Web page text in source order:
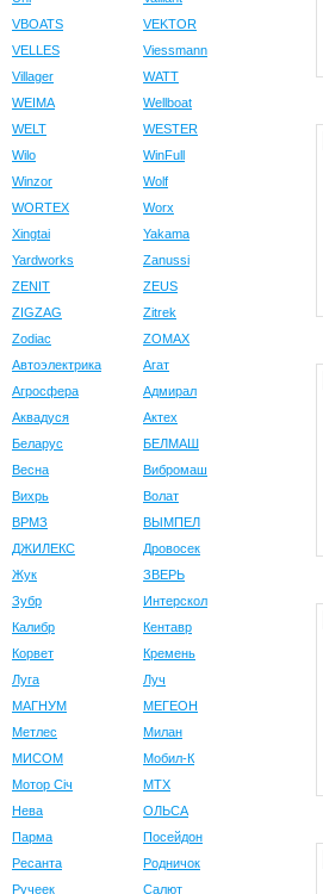
VBOATS
VEKTOR
VELLES
Viessmann
Villager
WATT
WEIMA
Wellboat
WELT
WESTER
Wilo
WinFull
Winzor
Wolf
WORTEX
Worx
Xingtai
Yakama
Yardworks
Zanussi
ZENIT
ZEUS
ZIGZAG
Zitrek
Zodiac
ZOMAX
Автоэлектрика
Агат
Агросфера
Адмирал
Аквадуся
Актех
Беларус
БЕЛМАШ
Весна
Вибромаш
Вихрь
Волат
ВРМЗ
ВЫМПЕЛ
ДЖИЛЕКС
Дровосек
Жук
ЗВЕРЬ
Зубр
Интерскол
Калибр
Кентавр
Корвет
Кремень
Луга
Луч
МАГНУМ
МЕГЕОН
Метлес
Милан
МИСОМ
Мобил-К
Мотор Сiч
МТХ
Нева
ОЛЬСА
Парма
Посейдон
Ресанта
Родничок
Ручеек
Салют